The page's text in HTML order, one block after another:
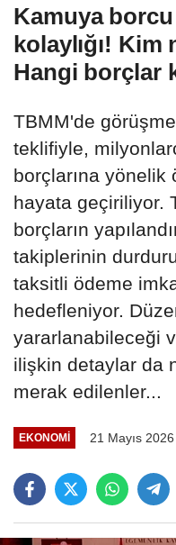
Kamuya
kolaylığı! Kim
Hangi borçlar
TBMM'de
teklifiyle,
borçlarına
hayata geçiriliyor.
borçların
takiplerinin
taksitli ödeme
hedefleniyor.
yararlanabileceği
ilişkin detaylar da
merak edilenler...
EKONOMI 21 Mayıs